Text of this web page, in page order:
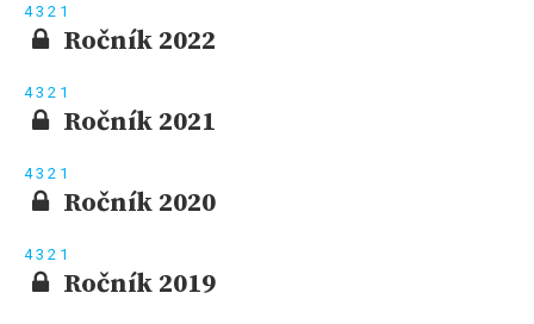
43 2 1
Ročník 2022
43 2 1
Ročník 2021
43 2 1
Ročník 2020
43 2 1
Ročník 2019